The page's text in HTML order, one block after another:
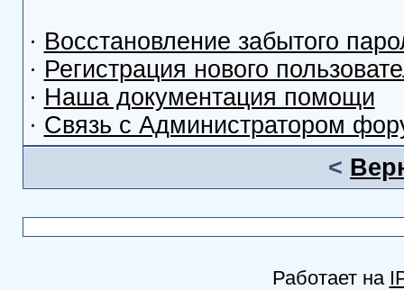
· Восстановление забытого
· Регистрация нового
· Наша документация помощи
· Связь с Администратором
<
Работает на